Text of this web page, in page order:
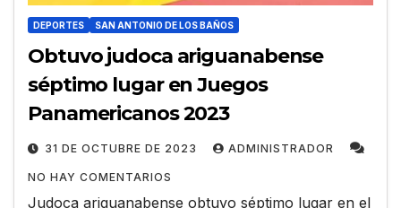
DEPORTES SAN ANTONIO DE LOS BAÑOS
Obtuvo judoca ariguanabense
séptimo lugar en Juegos
Panamericanos 2023
31 DE OCTUBRE DE 2023 ADMINISTRADOR
NO HAY COMENTARIOS
Judoca ariguanabense obtuvo séptimo lugar en el